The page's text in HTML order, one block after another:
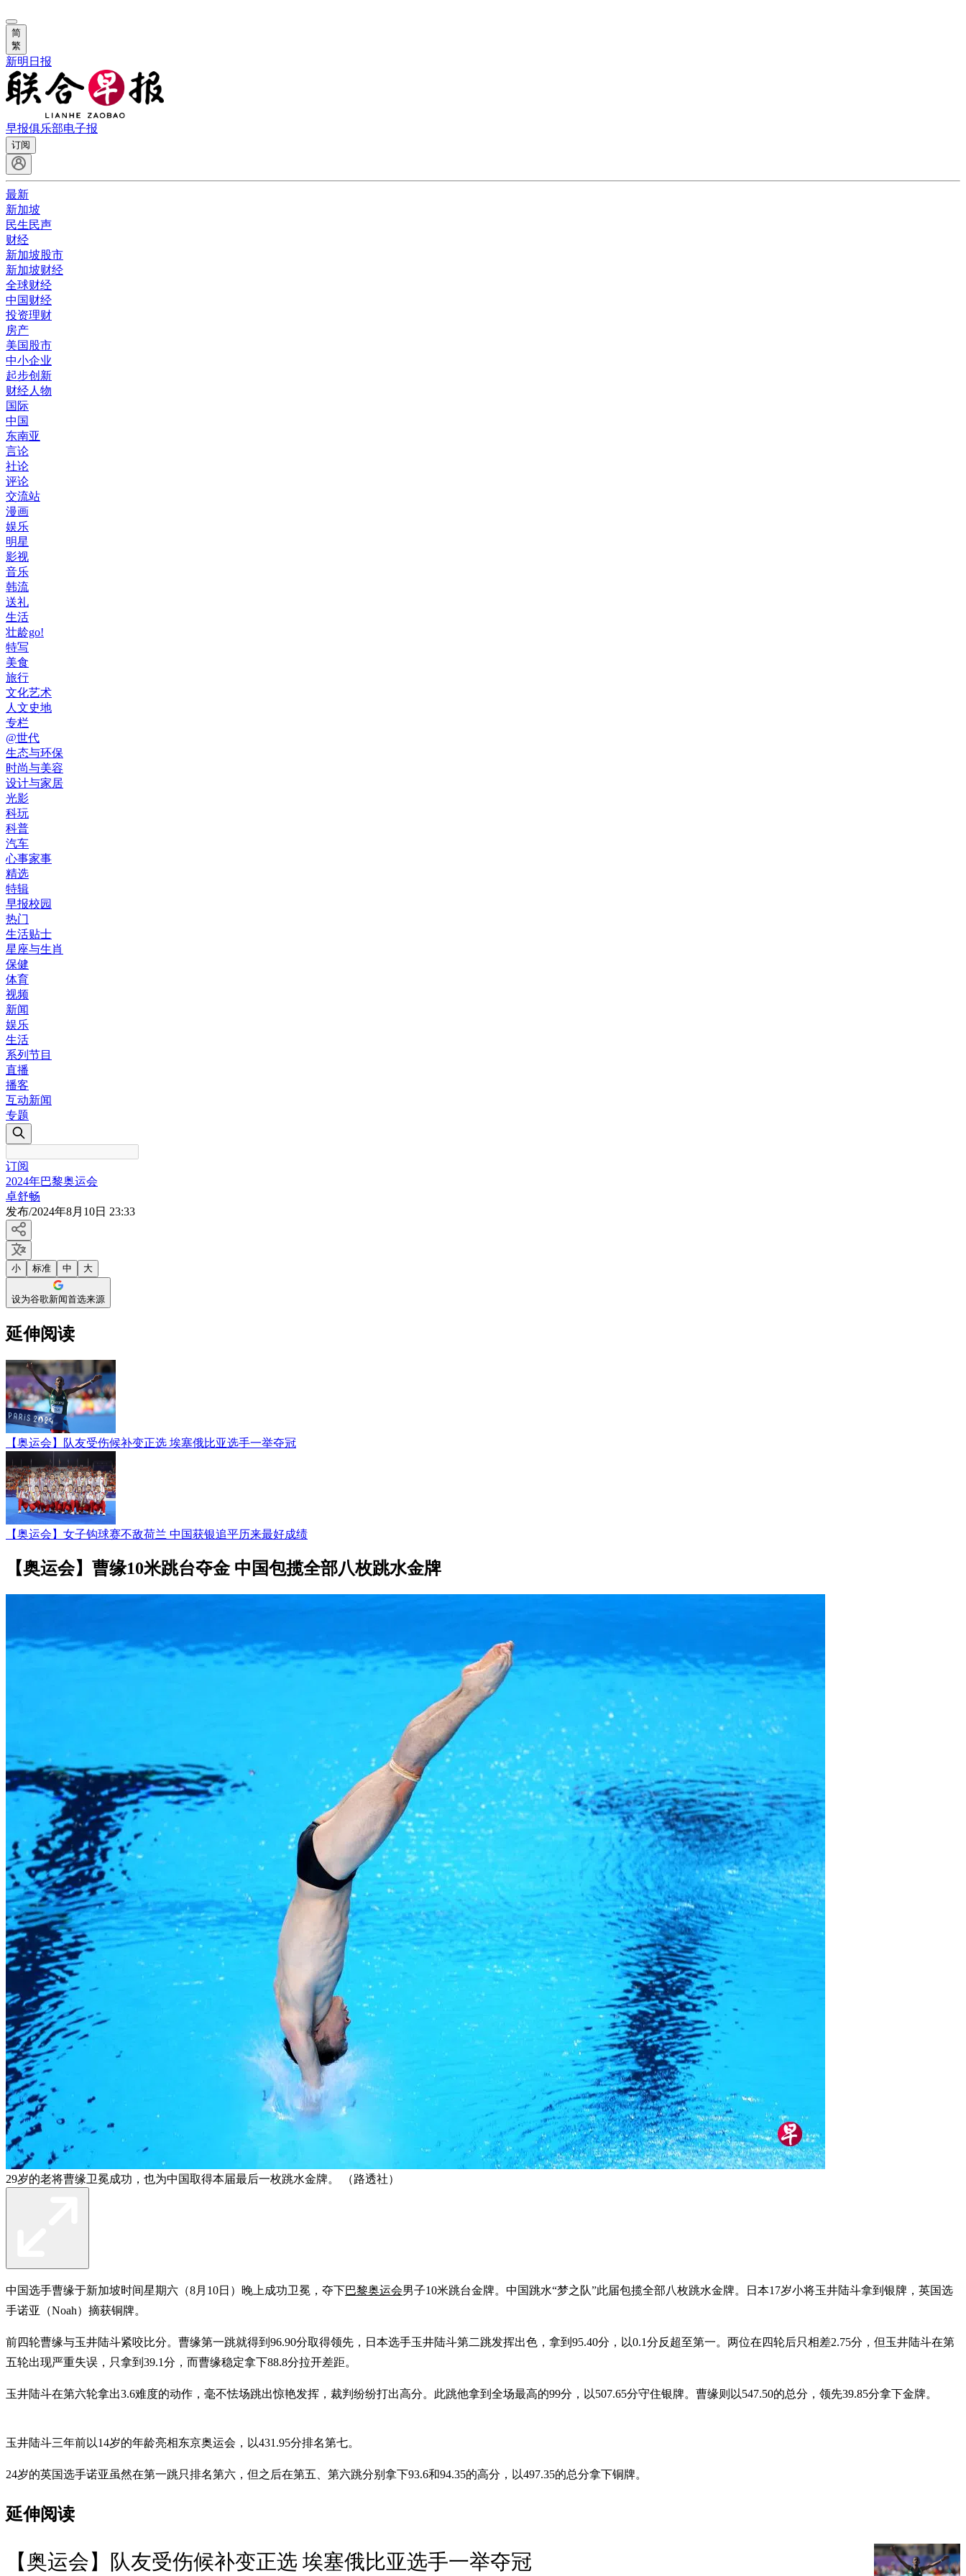
简
繁
新明日报
早报俱乐部电子报
订阅
最新
新加坡
民生民声
财经
新加坡股市
新加坡财经
全球财经
中国财经
投资理财
房产
美国股市
中小企业
起步创新
财经人物
国际
中国
东南亚
言论
社论
评论
交流站
漫画
娱乐
明星
影视
音乐
韩流
送礼
生活
壮龄go!
特写
美食
旅行
文化艺术
人文史地
专栏
@世代
生态与环保
时尚与美容
设计与家居
光影
科玩
科普
汽车
心事家事
精选
特辑
早报校园
热门
生活贴士
星座与生肖
保健
体育
视频
新闻
娱乐
生活
系列节目
直播
播客
互动新闻
专题
订阅
2024年巴黎奥运会
卓舒畅
发布/2024年8月10日 23:33
小 标准 中 大
设为谷歌新闻首选来源
延伸阅读
【奥运会】队友受伤候补变正选 埃塞俄比亚选手一举夺冠
【奥运会】女子钩球赛不敌荷兰 中国获银追平历来最好成绩
【奥运会】曹缘10米跳台夺金 中国包揽全部八枚跳水金牌
29岁的老将曹缘卫冕成功，也为中国取得本届最后一枚跳水金牌。 （路透社）
中国选手曹缘于新加坡时间星期六（8月10日）晚上成功卫冕，夺下巴黎奥运会男子10米跳台金牌。中国跳水“梦之队”此届包揽全部八枚跳水金牌。日本17岁小将玉井陆斗拿到银牌，英国选
手诺亚（Noah）摘获铜牌。
前四轮曹缘与玉井陆斗紧咬比分。曹缘第一跳就得到96.90分取得领先，日本选手玉井陆斗第二跳发挥出色，拿到95.40分，以0.1分反超至第一。两位在四轮后只相差2.75分，但玉井陆斗在第
五轮出现严重失误，只拿到39.1分，而曹缘稳定拿下88.8分拉开差距。
玉井陆斗在第六轮拿出3.6难度的动作，毫不怯场跳出惊艳发挥，裁判纷纷打出高分。此跳他拿到全场最高的99分，以507.65分守住银牌。曹缘则以547.50的总分，领先39.85分拿下金牌。
玉井陆斗三年前以14岁的年龄亮相东京奥运会，以431.95分排名第七。
24岁的英国选手诺亚虽然在第一跳只排名第六，但之后在第五、第六跳分别拿下93.6和94.35的高分，以497.35的总分拿下铜牌。
延伸阅读
【奥运会】队友受伤候补变正选 埃塞俄比亚选手一举夺冠